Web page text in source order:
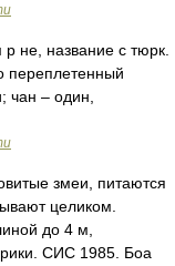
не, название с тюрк.
переплетенный
чан – один,
змеи, питаются
целиком.
до 4 м,
СИС 1985. Боа